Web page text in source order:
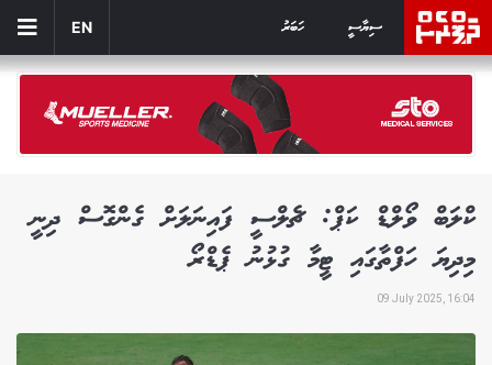
ސިޔާސީ ހަބަރު EN
ކްލަބް ވޯލްޑް ކަޕް: ޗެލްސީ ފައިނަލަށް ގެންގޮސް ދިނީ
މިދިޔަ ހަފްތާގައި ޓީމާ ގުޅުނު ޕެޑްރޯ
09 July 2025, 16:04